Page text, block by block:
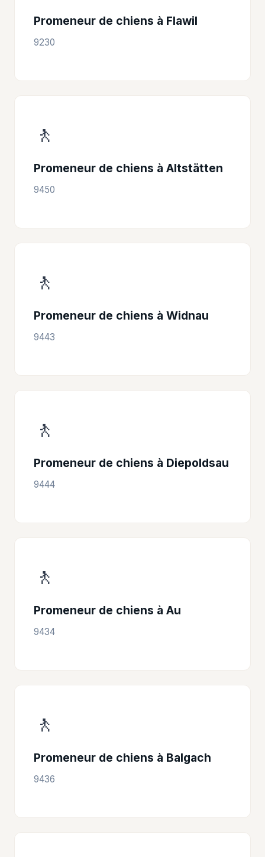
Promeneur de chiens à Flawil
9230
🚶
Promeneur de chiens à Altstätten
9450
🚶
Promeneur de chiens à Widnau
9443
🚶
Promeneur de chiens à Diepoldsau
9444
🚶
Promeneur de chiens à Au
9434
🚶
Promeneur de chiens à Balgach
9436